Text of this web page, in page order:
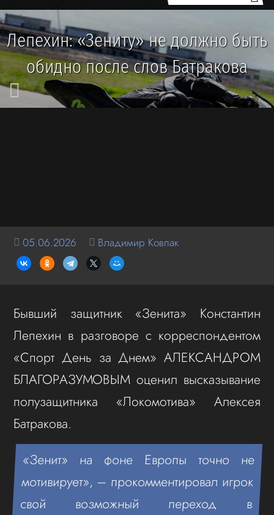
Лепехин: «Зениту» не должно быть
обидно после слов Батракова
05.06.2026 Владимир Ковпак
Бывший защитник «Зенита» Константин
Лепехин в разговоре с корреспондентом
«Спорт День за Днем» АЛЕКСАНДРОМ
БЛАГОРАЗУМОВЫМ оценил высказывание
полузащитника «Локомотива» Алексея
Батракова.
«Зенит» на фоне Европы точно не
мотивирует», – прокомментировал игрок
свой возможный переход в